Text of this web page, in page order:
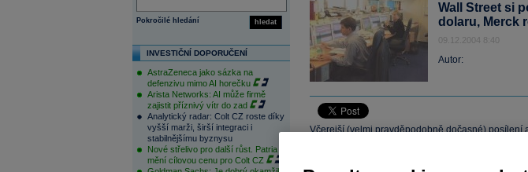
hledat
Pokročilé hledání
INVESTIČNÍ DOPORUČENÍ
AstraZeneca jako sázka na
defenzivu mimo AI horečku
Arista Networks: AI může firmě
zajistit příznivý vítr do zad
Analytický radar: Colt CZ roste díky
vyšší marži, širší integraci i
stabilnějšímu byznysu
Nové střelivo pro další růst. Patria
mění cílovou cenu pro Colt CZ
Wall Street si
dolaru, Merck
09.12.2004 8:40
Autor:
Včerejší (velmi pravděpodobně dočasné) posílení